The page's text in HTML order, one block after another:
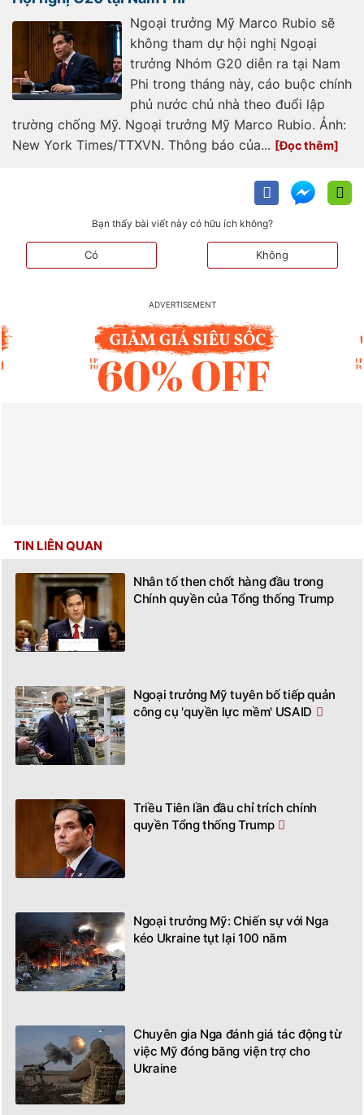
Ngoại trưởng Mỹ Marco Rubio sẽ
không tham dự hội nghị Ngoại
trưởng Nhóm G20 diễn ra tại Nam
Phi trong tháng này, cáo buộc chính
phủ nước chủ nhà theo đuổi lập
trường chống Mỹ. Ngoại trưởng Mỹ Marco Rubio. Ảnh:
New York Times/TTXVN. Thông báo của...
Bạn thấy bài viết này có hữu ích không?
Có Không
TIN LIÊN QUAN
Nhân tố then chốt hàng đầu trong
Chính quyền của Tổng thống Trump
Ngoại trưởng Mỹ tuyên bố tiếp quản
công cụ 'quyền lực mềm' USAID
Triều Tiên lần đầu chỉ trích chính
quyền Tổng thống Trump
Ngoại trưởng Mỹ: Chiến sự với Nga
kéo Ukraine tụt lại 100 năm
Chuyên gia Nga đánh giá tác động từ
việc Mỹ đóng băng viện trợ cho
Ukraine